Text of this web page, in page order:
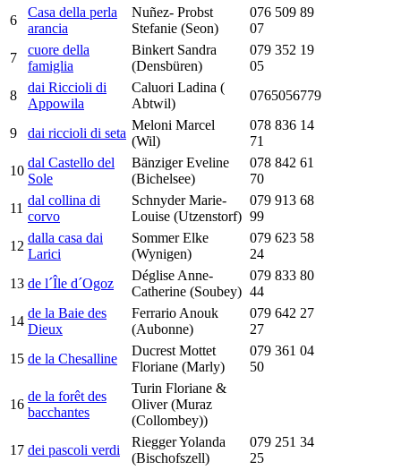
6
Casa della perla
arancia
Nuñez- Probst
Stefanie (Seon)
076 509 89
07
7
cuore della
famiglia
Binkert Sandra
(Densbüren)
079 352 19
05
8
dai Riccioli di
Appowila
Caluori Ladina (
Abtwil)
0765056779
9 dai riccioli di seta
Meloni Marcel
(Wil)
078 836 14
71
10
dal Castello del
Sole
Bänziger Eveline
(Bichelsee)
078 842 61
70
11
dal collina di
corvo
Schnyder Marie-
Louise (Utzenstorf)
079 913 68
99
12
dalla casa dai
Larici
Sommer Elke
(Wynigen)
079 623 58
24
13 de l´Île d´Ogoz
Déglise Anne-
Catherine (Soubey)
079 833 80
44
14
de la Baie des
Dieux
Ferrario Anouk
(Aubonne)
079 642 27
27
15 de la Chesalline
Ducrest Mottet
Floriane (Marly)
079 361 04
50
16
de la forêt des
bacchantes
Turin Floriane &
Oliver (Muraz
(Collombey))
17 dei pascoli verdi
Riegger Yolanda
(Bischofszell)
079 251 34
25